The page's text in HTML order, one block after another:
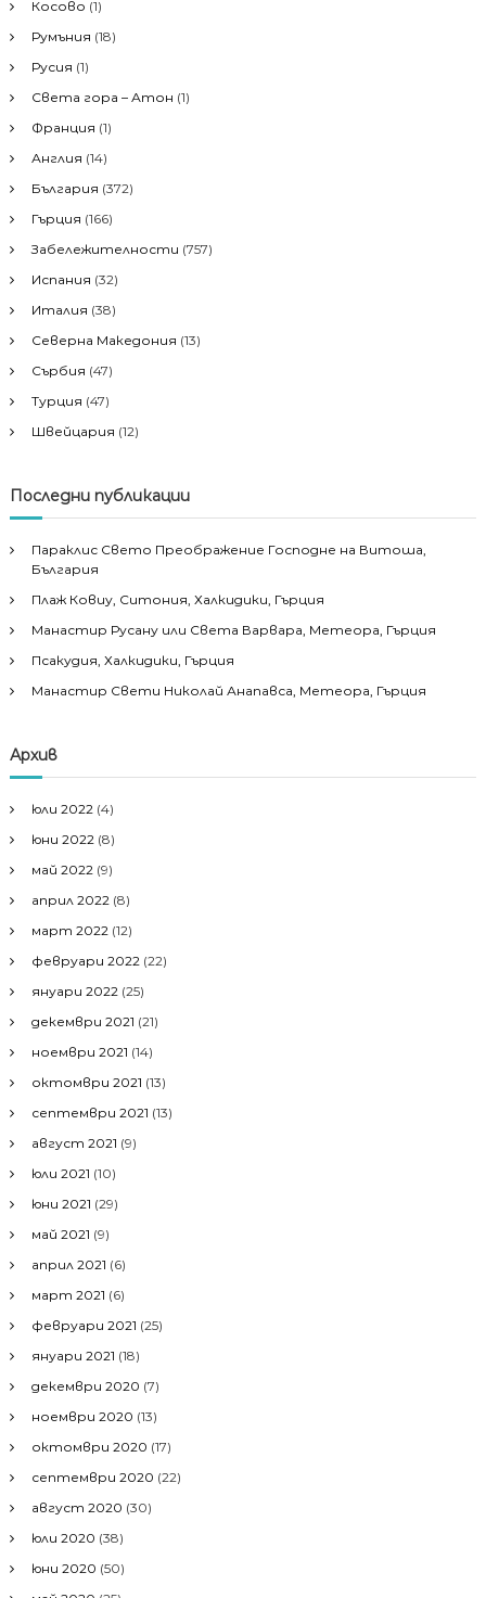
з
а
Косово (1)
Румъния (18)
Русия (1)
Света гора – Атон (1)
Франция (1)
Англия (14)
България (372)
Гърция (166)
Забележителности (757)
Испания (32)
Италия (38)
Северна Македония (13)
Сърбия (47)
Турция (47)
Швейцария (12)
Последни публикации
Параклис Свето Преображение Господне на Витоша,
България
Плаж Ковиу, Ситония, Халкидики, Гърция
Манастир Русану или Света Варвара, Метеора, Гърция
Псакудия, Халкидики, Гърция
Манастир Свети Николай Анапавса, Метеора, Гърция
Архив
юли 2022 (4)
юни 2022 (8)
май 2022 (9)
април 2022 (8)
март 2022 (12)
февруари 2022 (22)
януари 2022 (25)
декември 2021 (21)
ноември 2021 (14)
октомври 2021 (13)
септември 2021 (13)
август 2021 (9)
юли 2021 (10)
юни 2021 (29)
май 2021 (9)
април 2021 (6)
март 2021 (6)
февруари 2021 (25)
януари 2021 (18)
декември 2020 (7)
ноември 2020 (13)
октомври 2020 (17)
септември 2020 (22)
август 2020 (30)
юли 2020 (38)
юни 2020 (50)